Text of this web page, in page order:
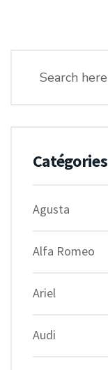
Catégories
Agusta
Alfa Romeo
Ariel
Audi